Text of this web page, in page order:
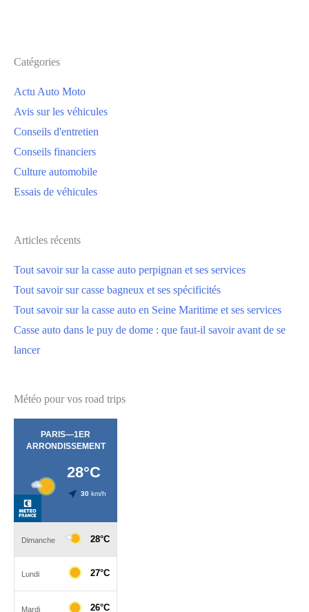
Catégories
Actu Auto Moto
Avis sur les véhicules
Conseils d'entretien
Conseils financiers
Culture automobile
Essais de véhicules
Articles récents
Tout savoir sur la casse auto perpignan et ses services
Tout savoir sur casse bagneux et ses spécificités
Tout savoir sur la casse auto en Seine Maritime et ses services
Casse auto dans le puy de dome : que faut-il savoir avant de se
lancer
Météo pour vos road trips